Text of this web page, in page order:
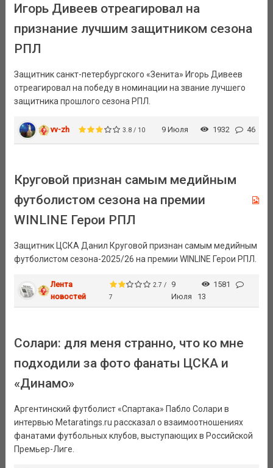
Игорь Дивеев отреагировал на
признание лучшим защитником сезона
РПЛ
Защитник санкт-петербургского «Зенита» Игорь Дивеев
отреагировал на победу в номинации на звание лучшего
защитника прошлого сезона РПЛ.
vv-zh 3.8 / 10 9 Июля 1932 46
Круговой признан самым медийным
футболистом сезона на премии
WINLINE Герои РПЛ
Защитник ЦСКА Данил Круговой признан самым медийным
футболистом сезона-2025/26 на премии WINLINE Герои РПЛ.
Лента
новостей
2.7 /
7
9
Июля
1581
13
Солари: для меня странно, что ко мне
подходили за фото фанаты ЦСКА и
«Динамо»
Аргентинский футболист «Спартака» Пабло Солари в
интервью Metaratings.ru рассказал о взаимоотношениях
фанатами футбольных клубов, выступающих в Российской
Премьер-Лиге.